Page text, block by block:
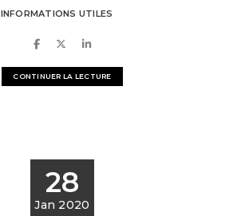
INFORMATIONS UTILES
CONTINUER LA LECTURE
28
Jan 2020